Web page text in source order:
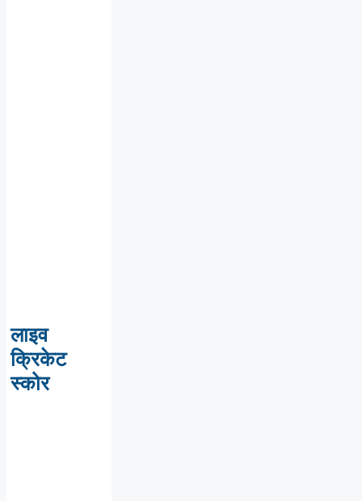
लाइव
क्रिकेट
स्कोर